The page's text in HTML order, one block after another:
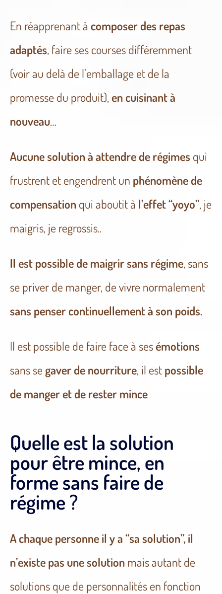
En réapprenant à composer des repas
adaptés, faire ses courses différemment
(voir au delà de l’emballage et de la
promesse du produit),en cuisinant à
nouveau…
Aucune solution à attendre de régimes qui
frustrent et engendrent un phénomène de
compensation qui aboutit à l’effet “yoyo”, je
maigris, je regrossis..
Il est possible de maigrir sans régime, sans
se priver de manger, de vivre normalement
sans penser continuellement à son poids.
Il est possible de faire face à sesémotions
sans se gaver de nourriture, il estpossible
de manger et de rester mince
Quelle est la solution
pour être mince, en
forme sans faire de
régime ?
A chaque personne il y a “sa solution”,il
n’existe pas une solution mais autant de
solutions que de personnalités en fonction